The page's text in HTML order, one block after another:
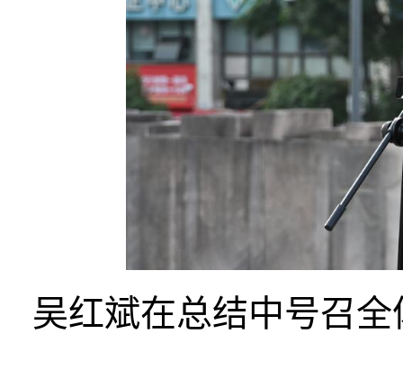
吴红斌在总结中号召